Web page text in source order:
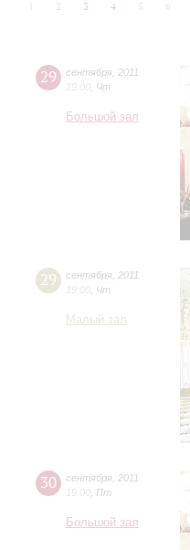
2 3 4 5 6
29 сентября 2011
19:00 Чт
Большой зал
29 сентября 2011
19:00 Чт
Малый зал
30 сентября 2011
19:00 Пт
Большой зал